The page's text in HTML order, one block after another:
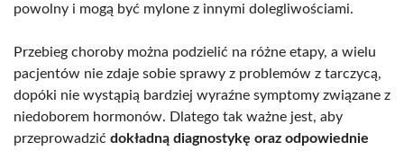
powolny i mogą być mylone z innymi dolegliwościami.
Przebieg choroby można podzielić na różne etapy, a wielu
pacjentów nie zdaje sobie sprawy z problemów z tarczycą,
dopóki nie wystąpią bardziej wyraźne symptomy związane z
niedoborem hormonów. Dlatego tak ważne jest, aby
przeprowadzić dokładną diagnostykę oraz odpowiednie